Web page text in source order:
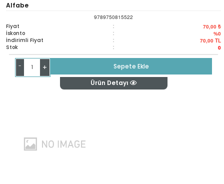
Alfabe
9789750815522
Fiyat : 70,00 ₺
İskonto : %0
İndirimli Fiyat : 70,00 TL
Stok : 0
- +
Sepete Ekle
Ürün Detayı